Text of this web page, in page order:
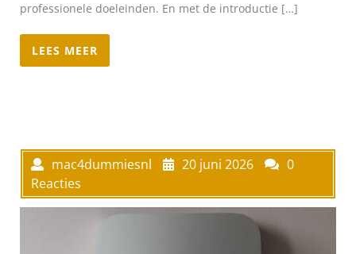
professionele doeleinden. En met de introductie […]
LEES MEER
mac4dummiesnl 20 juni 2026
0
Reacties